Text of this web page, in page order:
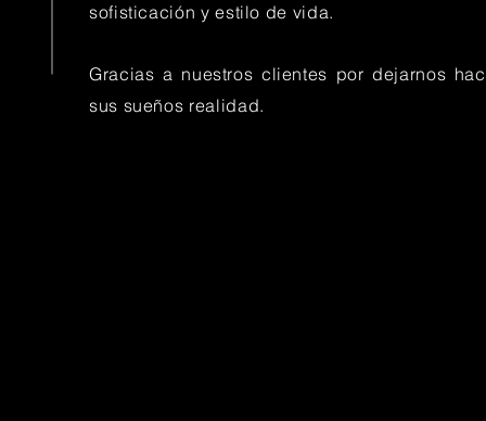
sofisticación y estilo de vida.
Gracias a nuestros clientes por dejarnos
sus sueños realidad.